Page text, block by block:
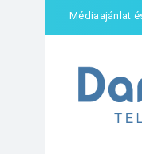
Médiaajánlat